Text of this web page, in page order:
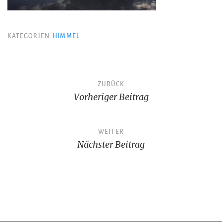
KATEGORIEN HIMMEL
Beitragsnavigation
ZURÜCK
Vorheriger Beitrag
WEITER
Nächster Beitrag